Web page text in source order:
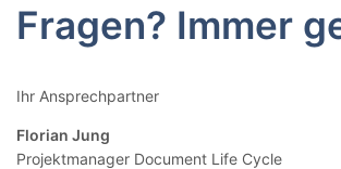
Fragen? Immer
Ihr Ansprechpartner
Florian Jung
Projektmanager Document Life Cycle